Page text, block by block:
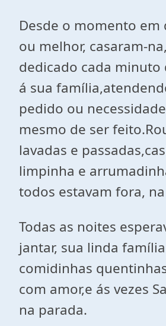
Desde o momento em
ou melhor, casaram-
dedicado cada minuto
á sua
pedido ou
mesmo de ser
lavadas e
limpinha e
todos estavam fora,
Todas as noites
jantar, sua linda
comidinhas
com amor,e ás vezes
na parada.